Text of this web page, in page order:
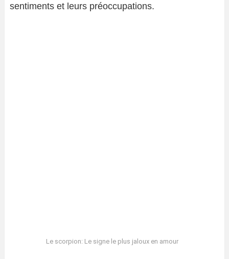
sentiments et leurs préoccupations.
Le scorpion: Le signe le plus jaloux en amour